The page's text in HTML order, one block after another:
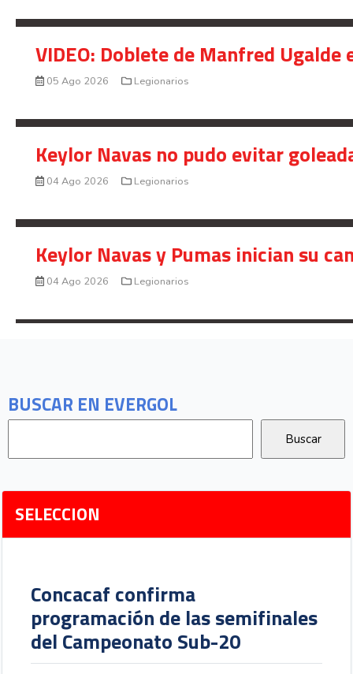
BUSCAR EN EVERGOL
SELECCION
Concacaf confirma
programación de las semifinales
del Campeonato Sub-20
VIDEO: Doblete de Manfred
05 Ago 2026 Legionarios
Keylor Navas no pudo evitar
04 Ago 2026 Legionarios
Keylor Navas y Pumas inician su
04 Ago 2026 Legionarios